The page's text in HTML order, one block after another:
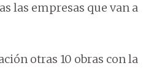
las empresas que van a
otras 10 obras con la